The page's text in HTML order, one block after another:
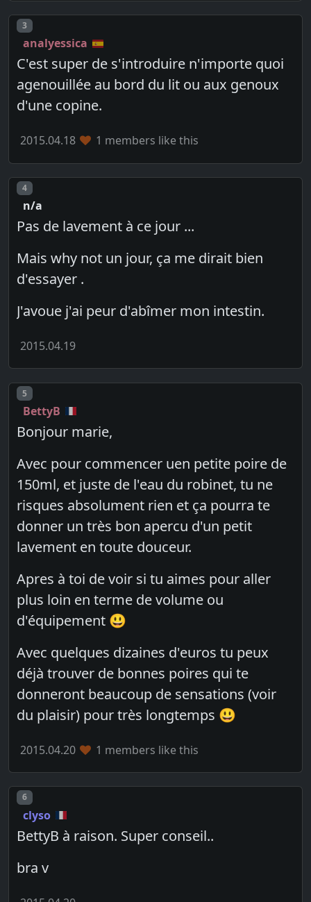
Post number
3
analyessica
C'est super de s'introduire n'importe quoi
agenouillée au bord du lit ou aux genoux
d'une copine.
2015.04.18 1 members like this
Post number
4
n/a
Pas de lavement à ce jour ...
Mais why not un jour, ça me dirait bien
d'essayer .
J'avoue j'ai peur d'abîmer mon intestin.
2015.04.19
Post number
5
BettyB
Bonjour marie,
Avec pour commencer uen petite poire de
150ml, et juste de l'eau du robinet, tu ne
risques absolument rien et ça pourra te
donner un très bon apercu d'un petit
lavement en toute douceur.
Apres à toi de voir si tu aimes pour aller
plus loin en terme de volume ou
d'équipement 😃
Avec quelques dizaines d'euros tu peux
déjà trouver de bonnes poires qui te
donneront beaucoup de sensations (voir
du plaisir) pour très longtemps 😃
2015.04.20 1 members like this
Post number
6
clyso
BettyB à raison. Super conseil..
bra v